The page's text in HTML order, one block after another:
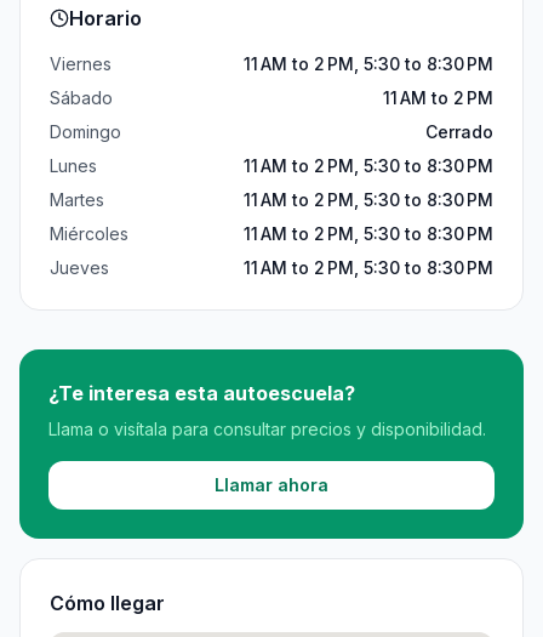
Horario
Viernes
11 AM to 2 PM, 5:30 to 8:30 PM
Sábado
11 AM to 2 PM
Domingo
Cerrado
Lunes
11 AM to 2 PM, 5:30 to 8:30 PM
Martes
11 AM to 2 PM, 5:30 to 8:30 PM
Miércoles
11 AM to 2 PM, 5:30 to 8:30 PM
Jueves
11 AM to 2 PM, 5:30 to 8:30 PM
¿Te interesa esta autoescuela?
Llama o visítala para consultar precios y disponibilidad.
Llamar ahora
Cómo llegar